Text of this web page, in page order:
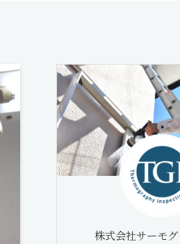
株式会社サーモ